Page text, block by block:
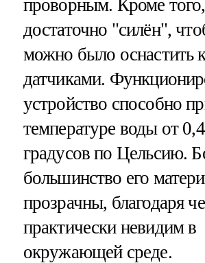
проворным. Кроме
достаточно "силён",
можно было оснастить
датчиками.
устройство способно
температуре воды от
градусов по Цельсию.
большинство его
прозрачны, благодаря
практически невидим в
окружающей среде.